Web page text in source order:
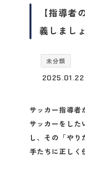
【指導
義しまし
未分類
2025.01.22
サッカー指導者
サッカーをした
し、その「や
手たちに正しく